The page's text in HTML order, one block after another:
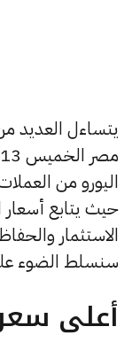
يتساءل العديد
اليورو من
حيث يتابع أسعار
الاستثمار
سنسلط الضوء
أعلى